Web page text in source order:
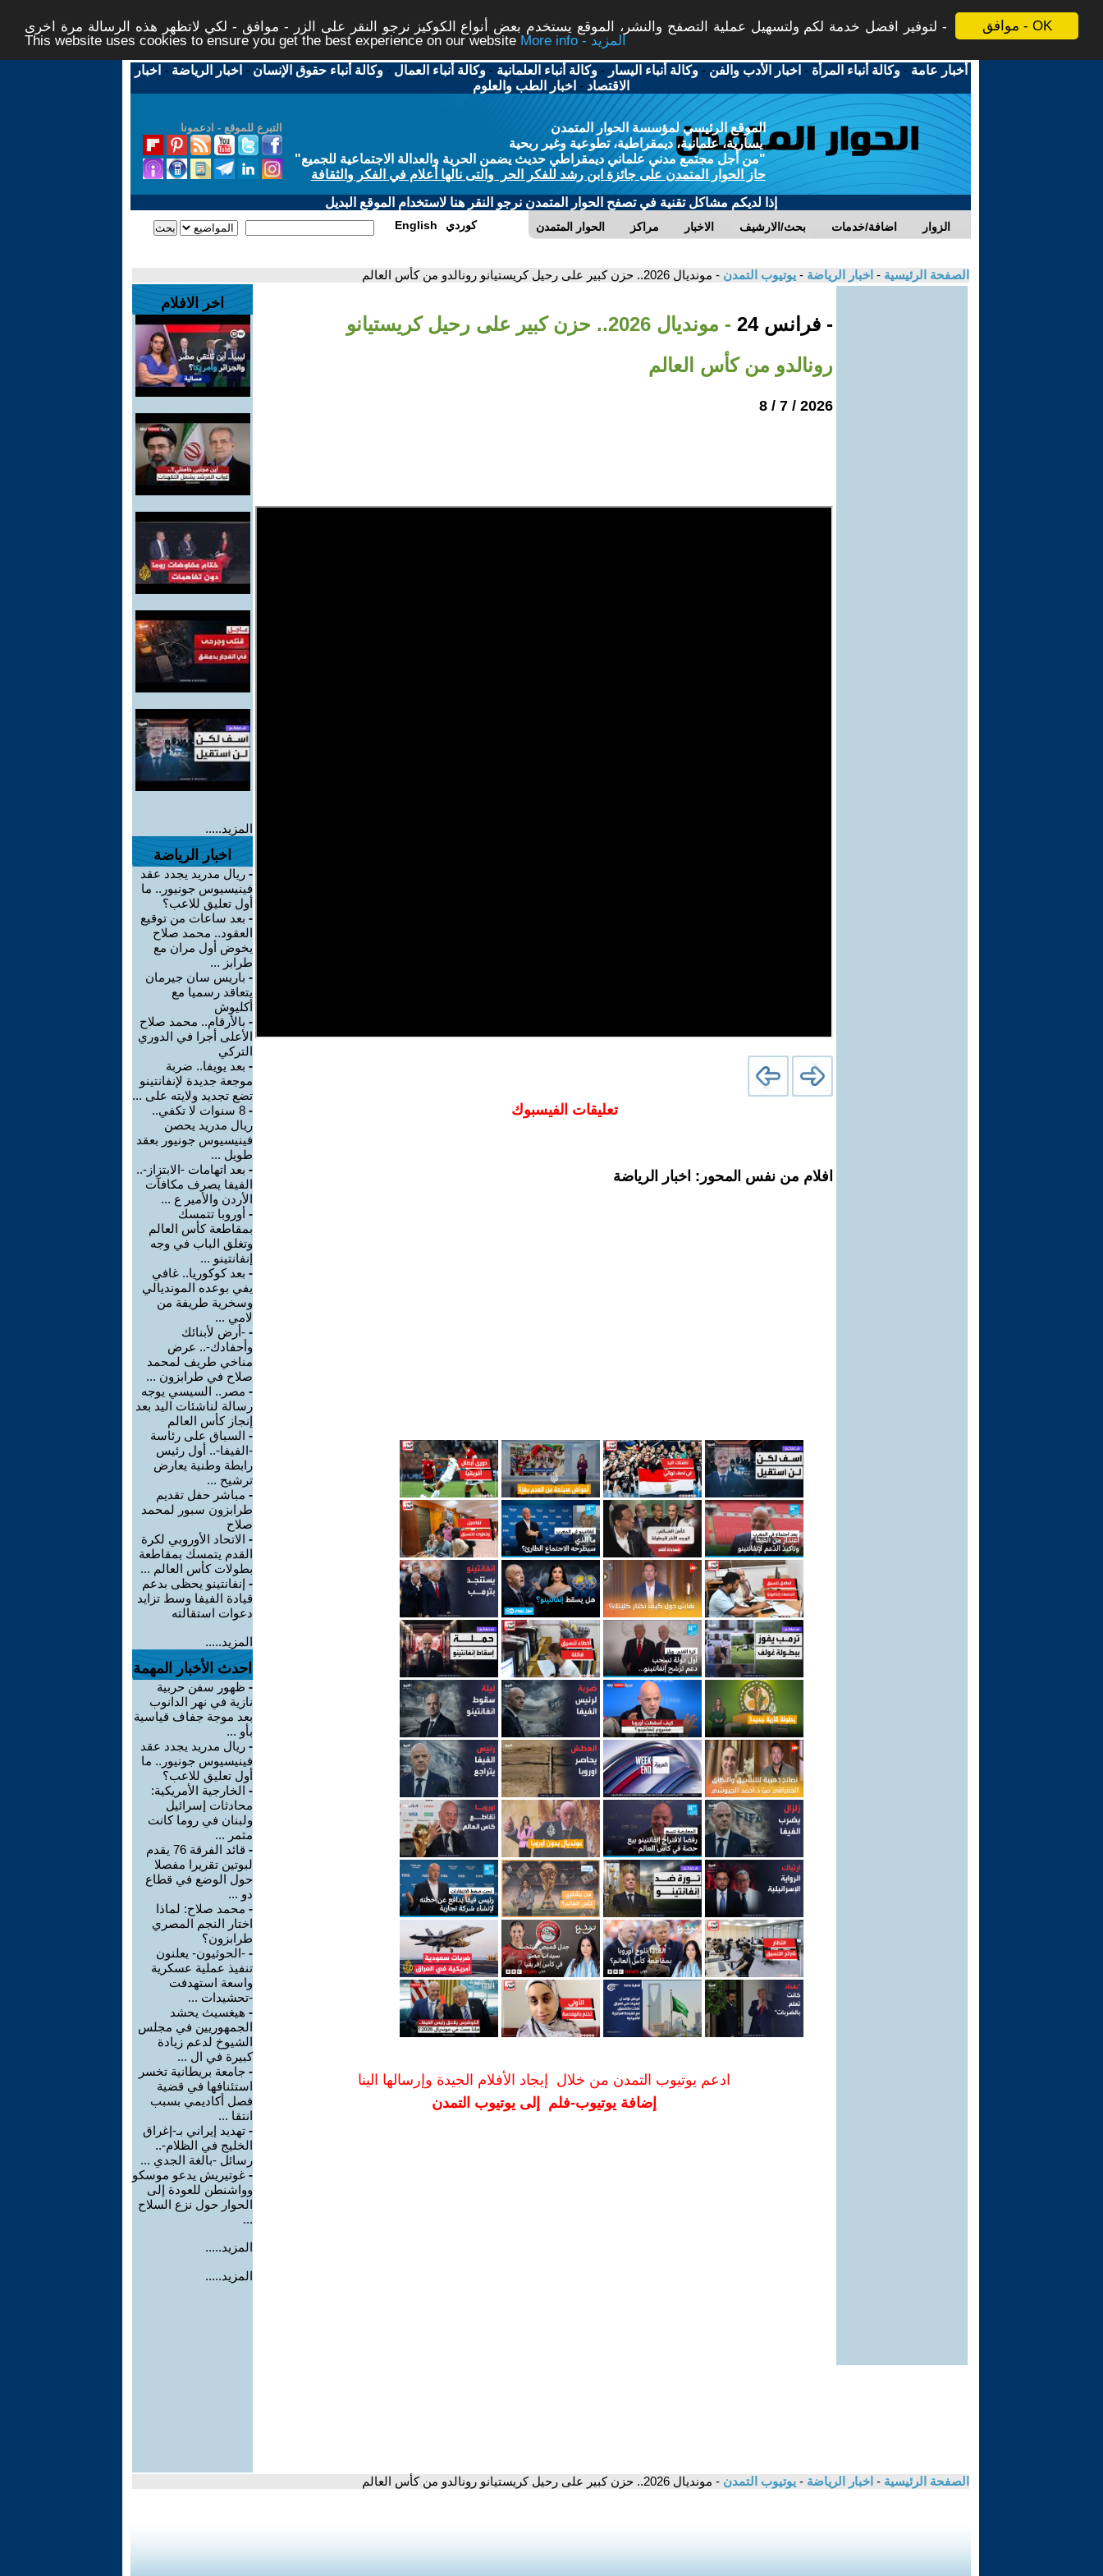
موافق - OK
لتوفير افضل خدمة لكم ولتسهيل عملية التصفح والنشر، الموقع يستخدم بعض أنواع الكوكيز نرجو النقر على الزر - موافق - لكي لاتظهر هذه الرسالة مرة اخرى -
This website uses cookies to ensure you get the best experience on our website
More info - المزيد
أخبار عامة -وكالة أنباء المرأة - اخبار الأدب والفن -وكالة أنباء اليسار -وكالة أنباء العلمانية -وكالة أنباء العمال -وكالة أنباء حقوق الإنسان - اخبار الرياضة - اخبار
الاقتصاد - اخبار الطب والعلوم
التبرع للموقع - ادعمونا
الموقع الرئيسي لمؤسسة الحوار المتمدن
يسارية، علمانية، ديمقراطية، تطوعية وغير ربحية
"من أجل مجتمع مدني علماني ديمقراطي حديث يضمن الحرية والعدالة الاجتماعية للجميع"
حاز الحوار المتمدن على جائزة ابن رشد للفكر الحر والتى نالها أعلام في الفكر والثقافة
إذا لديكم مشاكل تقنية في تصفح الحوار المتمدن نرجو النقر هنا لاستخدام الموقع البديل
الحوار المتمدن مراكز الاخبار بحث/الارشيف اضافة/خدمات الزوار English كوردي
الصفحة الرئيسية - اخبار الرياضة - يوتيوب التمدن - مونديال 2026.. حزن كبير على رحيل كريستيانو رونالدو من كأس العالم
- فرانس 24
- مونديال 2026.. حزن كبير على رحيل كريستيانو
رونالدو من كأس العالم
2026 / 7 / 8
تعليقات الفيسبوك
افلام من نفس المحور: اخبار الرياضة
ادعم يوتيوب التمدن من خلال إيجاد الأفلام الجيدة وإرسالها الينا
إضافة يوتيوب-فلم إلى يوتيوب التمدن
اخر الافلام
المزيد.....
اخبار الرياضة
- ريال مدريد يجدد عقد
فينيسيوس جونيور.. ما
أول تعليق للاعب؟
- بعد ساعات من توقيع
العقود.. محمد صلاح
يخوض أول مران مع
طرابز ...
- باريس سان جيرمان
يتعاقد رسميا مع
أكليوش
- بالأرقام.. محمد صلاح
الأعلى أجرا في الدوري
التركي
- بعد يويفا.. ضربة
موجعة جديدة لإنفانتينو
تضع تجديد ولايته على ...
-
8 سنوات لا تكفي..
ريال مدريد يحصن
فينيسيوس جونيور بعقد
طويل ...
- بعد اتهامات -الابتزاز-..
الفيفا يصرف مكافآت
الأردن والأمير ع ...
- أوروبا تتمسك
بمقاطعة كأس العالم
وتغلق الباب في وجه
إنفانتينو ...
- بعد كوكوريا.. غافي
يفي بوعده المونديالي
وسخرية طريفة من
لامي ...
- -أرض لأبنائك
وأحفادك-.. عرض
مناخي طريف لمحمد
صلاح في طرابزون ...
- مصر.. السيسي يوجه
رسالة لناشئات اليد بعد
إنجاز كأس العالم
- السباق على رئاسة
-الفيفا-.. أول رئيس
رابطة وطنية يعارض
ترشيح ...
- مباشر حفل تقديم
طرابزون سبور لمحمد
صلاح
- الاتحاد الأوروبي لكرة
القدم يتمسك بمقاطعة
بطولات كأس العالم ...
- إنفانتينو يحظى بدعم
قيادة الفيفا وسط تزايد
دعوات استقالته
المزيد.....
احدث الأخبار المهمة
- ظهور سفن حربية
نازية في نهر الدانوب
بعد موجة جفاف قياسية
بأو ...
- ريال مدريد يجدد عقد
فينيسيوس جونيور.. ما
أول تعليق للاعب؟
- الخارجية الأمريكية:
محادثات إسرائيل
ولبنان في روما كانت
مثمر ...
-
قائد الفرقة 76 يقدم
لبوتين تقريرا مفصلا
حول الوضع في قطاع
دو ...
- محمد صلاح: لماذا
اختار النجم المصري
طرابزون؟
- -الحوثيون- يعلنون
تنفيذ عملية عسكرية
واسعة استهدفت
-تحشيدات ...
- هيغسيث يحشد
الجمهوريين في مجلس
الشيوخ لدعم زيادة
كبيرة في ال ...
- جامعة بريطانية تخسر
استئنافها في قضية
فصل أكاديمي بسبب
انتقا ...
- تهديد إيراني بـ-إغراق
الخليج في الظلام-..
رسائل -بالغة الجدي ...
- غوتيريش يدعو موسكو
وواشنطن للعودة إلى
الحوار حول نزع السلاح
...
المزيد.....
المزيد.....
الصفحة الرئيسية - اخبار الرياضة - يوتيوب التمدن - مونديال 2026.. حزن كبير على رحيل كريستيانو رونالدو من كأس العالم